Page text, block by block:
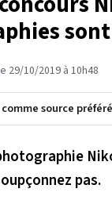
29/10/2019 à 10h48
source
pas.